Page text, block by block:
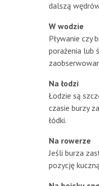
dalszą
W wodzie
Pływanie czy
porażenia lub
Na łodzi
Łodzie są
czasie burzy
łódki.
Na rowerze
Jeśli burza
pozycję